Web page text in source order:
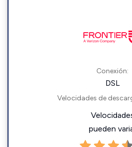
Conexión:
DSL
Velocidades de
pueden